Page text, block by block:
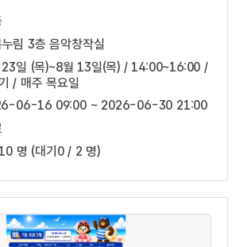
림 3층 음악창작실
23일 (목)~8월 13일(목) / 14:00~16:00 /
/ 매주 목요일
06-16 09:00 ~ 2026-06-30 21:00
명 (대기0 / 2 명)